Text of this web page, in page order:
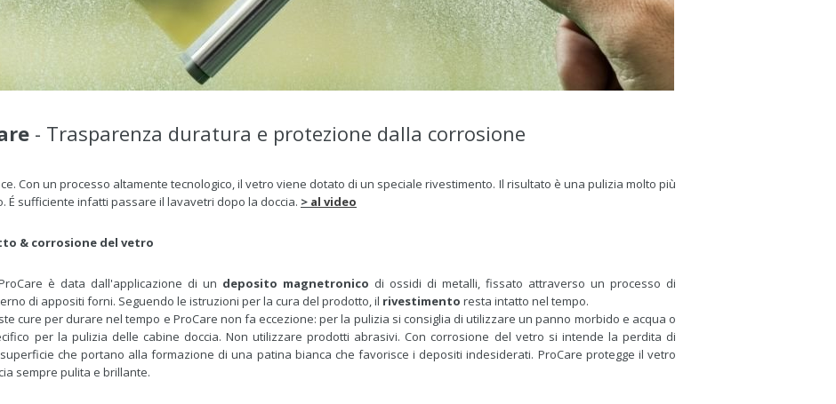
- Trasparenza duratura e protezione dalla corrosione
Con un processo altamente tecnologico, il vetro viene dotato di un speciale rivestimento. Il risultato è una pulizia molto più
É sufficiente infatti passare il lavavetri dopo la doccia. > al video
& corrosione del vetro
è data dall'applicazione di un deposito magnetronico di ossidi di metalli, fissato attraverso un processo di
di appositi forni. Seguendo le istruzioni per la cura del prodotto, il rivestimento resta intatto nel tempo.
cure per durare nel tempo e ProCare non fa eccezione: per la pulizia si consiglia di utilizzare un panno morbido e acqua o
per la pulizia delle cabine doccia. Non utilizzare prodotti abrasivi. Con corrosione del vetro si intende la perdita di
che portano alla formazione di una patina bianca che favorisce i depositi indesiderati. ProCare protegge il vetro
sempre pulita e brillante.